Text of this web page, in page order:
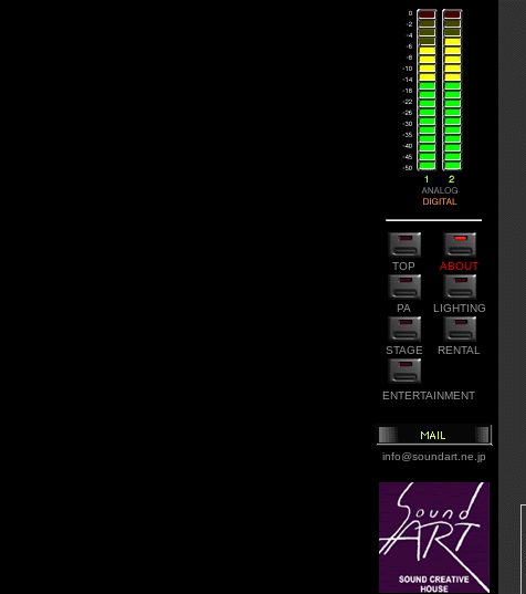
TOP ABOUT
PA LIGHTING
STAGE RENTAL
ENTERTAINMENT
info@soundart.ne.jp